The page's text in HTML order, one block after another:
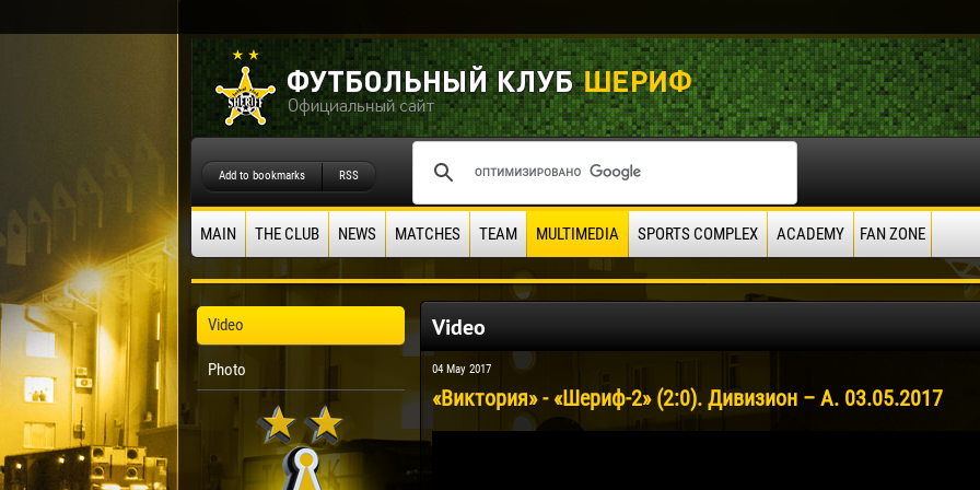
Add to bookmarks RSS
MAIN THE CLUB NEWS MATCHES TEAM MULTIMEDIA SPORTS COMPLEX ACADEMY FAN ZONE
Video
Photo
Video
04 May 2017
«Виктория» - «Шериф-2» (2:0). Дивизион – А. 03.05.2017